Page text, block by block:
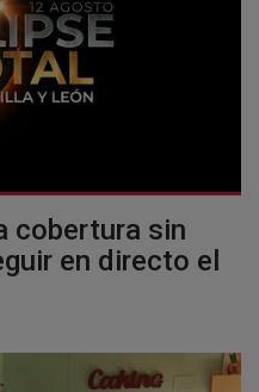
cobertura sin
en directo el